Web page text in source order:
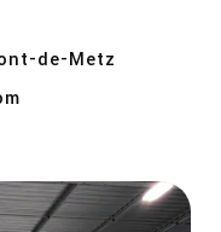
de-Metz